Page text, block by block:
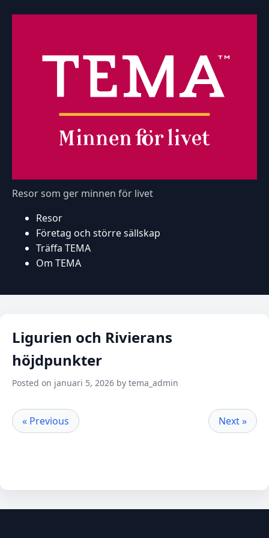
Resor som ger minnen för livet
Resor
Företag och större sällskap
Träffa TEMA
Om TEMA
Ligurien och Rivierans
höjdpunkter
Posted on januari 5, 2026 by tema_admin
« Previous Next »